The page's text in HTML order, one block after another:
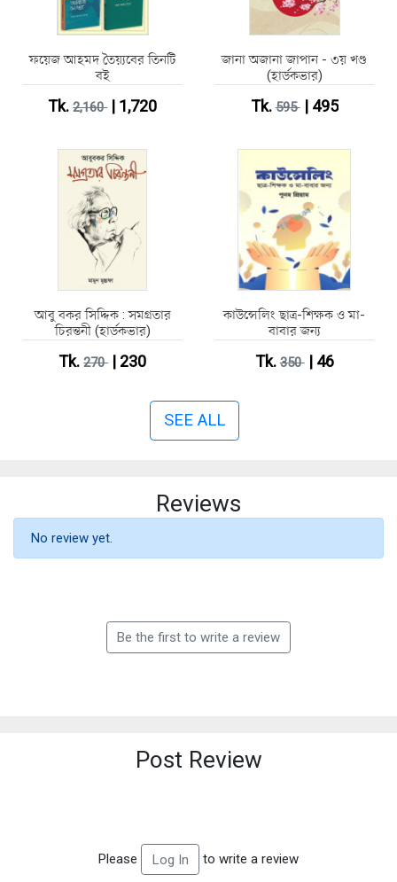
ফয়েজ আহমদ তৈয়্যবের তিনটি
বই
Tk.2,160| 1,720
জানা অজানা জাপান - ৩য় খণ্ড
(হার্ডকভার)
Tk.595| 495
আবু বকর সিদ্দিক : সমগ্রতার
চিরন্তনী (হার্ডকভার)
Tk.270| 230
কাউন্সেলিং ছাত্র-শিক্ষক ও মা-
বাবার জন্য
Tk.350| 46
SEE ALL
Reviews
No review yet.
Be the first to write a review
Post Review
Please Log In to write a review